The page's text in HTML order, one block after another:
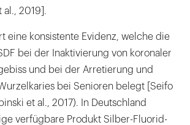
al., 2019].
eine konsistente Evidenz, welche die
bei der Inaktivierung von koronaler
und bei der Arretierung und
bei Senioren belegt [Seifo
et al., 2017). In Deutschland
verfügbare Produkt Silber-Fluorid-